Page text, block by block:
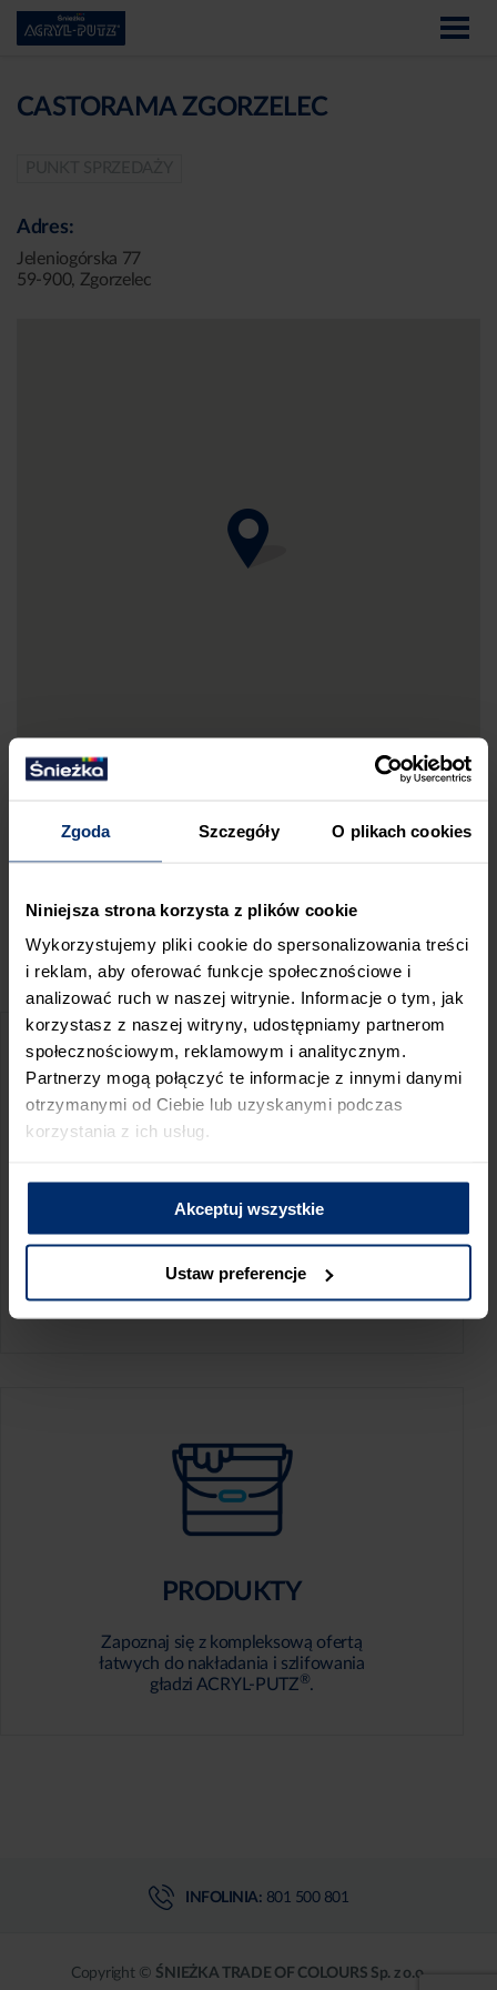
Zgoda Szczegóły O plikach cookies
Niniejsza strona korzysta z plików cookie
Wykorzystujemy pliki cookie do spersonalizowania treści
i reklam, aby oferować funkcje społecznościowe i
analizować ruch w naszej witrynie. Informacje o tym, jak
korzystasz z naszej witryny, udostępniamy partnerom
społecznościowym, reklamowym i analitycznym.
Partnerzy mogą połączyć te informacje z innymi danymi
otrzymanymi od Ciebie lub uzyskanymi podczas
korzystania z ich usług.
Akceptuj wszystkie
Ustaw preferencje
CASTORAMA ZGORZELEC
Adres:
Jeleniogórska 77
59-900, Zgorzelec
ZGŁOŚ BŁĄD
PRZED WIZYTĄ W SKLEPIE POLECAMY:
KALKULATOR ZUŻYCIA
Oblicz, jaką ilość produktów potrzebujesz,
aby perfekcyjnie wygładzić swoje ściany.
PRODUKTY
Zapoznaj się z kompleksową ofertą
łatwych do nakładania i szlifowania
gładzi ACRYL-PUTZ®.
INFOLINIA: 801 500 801
Copyright © ŚNIEŻKA TRADE OF COLOURS Sp. z o.o.